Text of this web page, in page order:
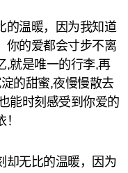
你的爱都会寸步不离
,就是唯一的行李,再
的甜蜜,夜慢慢散去
能时刻感受到你爱的
却无比的温暖，因为